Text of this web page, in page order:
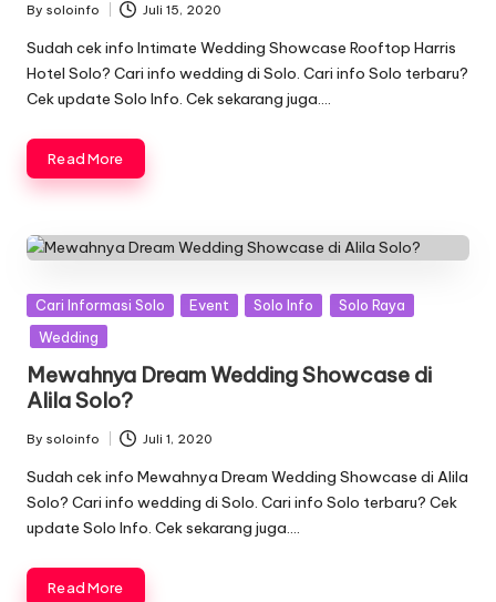
Posted
by
By soloinfo Juli 15, 2020
Sudah cek info Intimate Wedding Showcase Rooftop Harris
Hotel Solo? Cari info wedding di Solo. Cari info Solo terbaru?
Cek update Solo Info. Cek sekarang juga….
Read More
Posted
in
Cari Informasi Solo Event Solo Info
Solo Raya
Wedding
Mewahnya Dream Wedding Showcase di
Alila Solo?
Posted
by
By soloinfo Juli 1, 2020
Sudah cek info Mewahnya Dream Wedding Showcase di Alila
Solo? Cari info wedding di Solo. Cari info Solo terbaru? Cek
update Solo Info. Cek sekarang juga….
Read More